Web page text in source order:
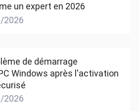
un expert en 2026
2026
de démarrage
Windows après l'activation
2026